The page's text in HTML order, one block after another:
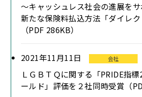
～キャッシュレス社会の進展を
新たな保険料払込方法「ダイレ
（PDF 286KB）
2021年11月11日 会社
ＬＧＢＴＱに関する「PRIDE指
ールド」評価を２社同時受賞（